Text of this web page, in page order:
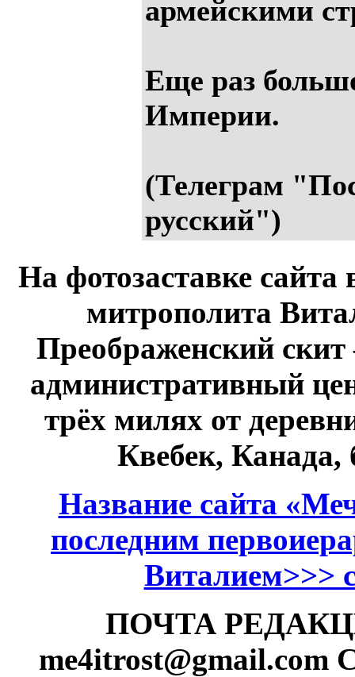
армейскими
Еще раз
Империи.
(Телеграм
русский")
На фотозаставке сайта
митрополита
Преображенский
административный
трёх милях от
Квебек,
Название сайта
последним
Виталием>>>
ПОЧТА
me4itrost@gmail.com